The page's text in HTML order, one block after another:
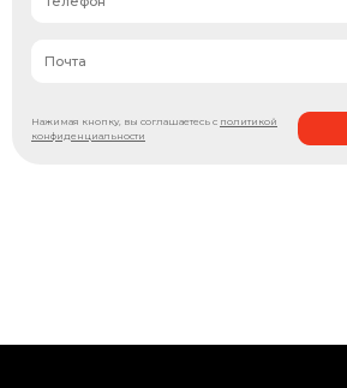
Нажимая кнопку, вы соглашаетесь с политикой
конфиденциальности